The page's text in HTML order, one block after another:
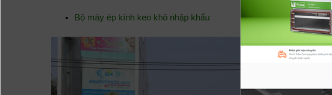
Bộ máy ép kính keo khô nhập khẩu